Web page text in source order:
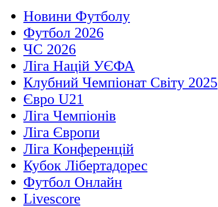
Новини Футболу
Футбол 2026
ЧС 2026
Ліга Націй УЄФА
Клубний Чемпіонат Світу 2025
Євро U21
Ліга Чемпіонів
Ліга Європи
Ліга Конференцій
Кубок Лібертадорес
Футбол Онлайн
Livescore